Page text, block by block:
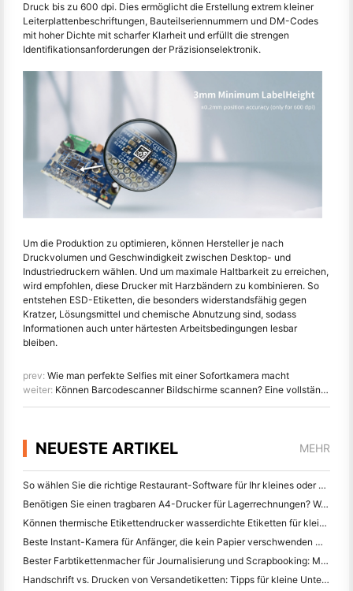
Druck bis zu 600 dpi. Dies ermöglicht die Erstellung extrem kleiner
Leiterplattenbeschriftungen, Bauteilseriennummern und DM-Codes
mit hoher Dichte mit scharfer Klarheit und erfüllt die strengen
Identifikationsanforderungen der Präzisionselektronik.
Um die Produktion zu optimieren, können Hersteller je nach
Druckvolumen und Geschwindigkeit zwischen Desktop- und
Industriedruckern wählen. Und um maximale Haltbarkeit zu erreichen,
wird empfohlen, diese Drucker mit Harzbändern zu kombinieren. So
entstehen ESD-Etiketten, die besonders widerstandsfähig gegen
Kratzer, Lösungsmittel und chemische Abnutzung sind, sodass
Informationen auch unter härtesten Arbeitsbedingungen lesbar
bleiben.
prev: Wie man perfekte Selfies mit einer Sofortkamera macht
weiter: Können Barcodescanner Bildschirme scannen? Eine vollständige Herstelleranleitung
NEUESTE ARTIKEL MEHR
So wählen Sie die richtige Restaurant-Software für Ihr kleines oder mittleres Restaurant
Benötigen Sie einen tragbaren A4-Drucker für Lagerrechnungen? Was eigentlich funktioniert
Können thermische Etikettendrucker wasserdichte Etiketten für kleine Unternehmen herstellen?
Beste Instant-Kamera für Anfänger, die kein Papier verschwenden wollen
Bester Farbtikettenmacher für Journalisierung und Scrapbooking: Mehr Farbe auf jeder Seite hinzufügen
Handschrift vs. Drucken von Versandetiketten: Tipps für kleine Unternehmen im Jahr 2026